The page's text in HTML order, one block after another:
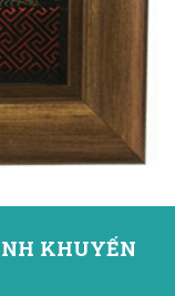
KHUYẾN